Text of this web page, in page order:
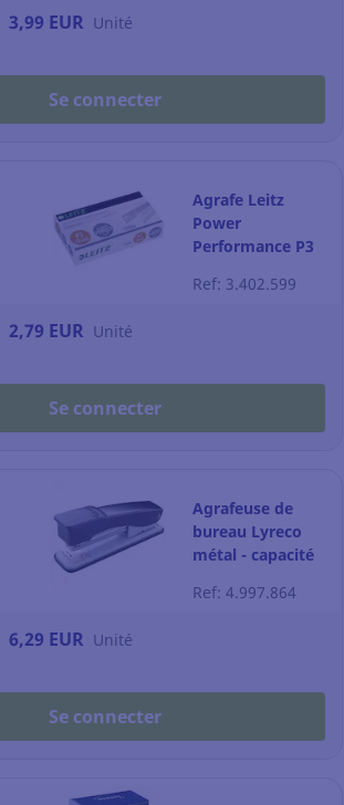
3,99 EUR Unité
Se connecter
Agrafe Leitz
Power
Performance P3
boîte de 1000
Ref: 3.402.599
2,79 EUR Unité
Se connecter
Agrafeuse de
bureau Lyreco
métal - capacité
Ref: 4.997.864
6,29 EUR Unité
Se connecter